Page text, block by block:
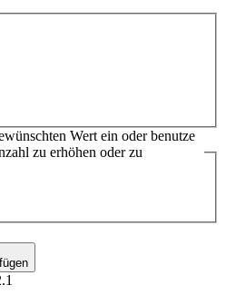
Wert ein oder benutze
zu erhöhen oder zu